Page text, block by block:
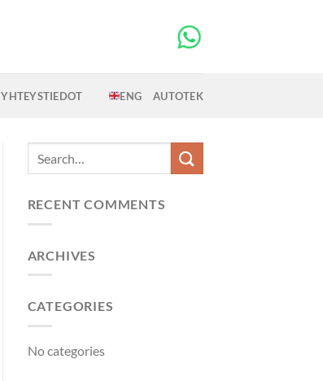
YHTEYSTIEDOT ENG AUTOTEK
RECENT COMMENTS
ARCHIVES
CATEGORIES
No categories